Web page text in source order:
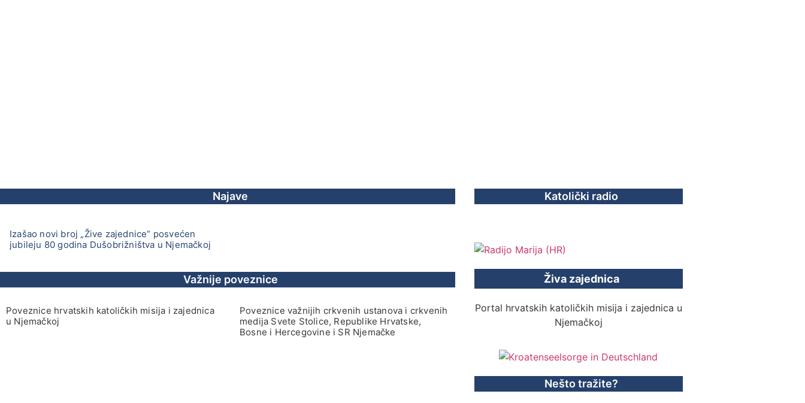
Najave
Izašao novi broj „Žive zajednice“ posvećen
jubileju 80 godina Dušobrižništva u Njemačkoj
Važnije poveznice
Poveznice hrvatskih katoličkih misija i zajednica
u Njemačkoj
Poveznice važnijih crkvenih ustanova i crkvenih
medija Svete Stolice, Republike Hrvatske,
Bosne i Hercegovine i SR Njemačke
Katolički radio
Živa zajednica
Portal hrvatskih katoličkih misija i zajednica u
Njemačkoj
Nešto tražite?